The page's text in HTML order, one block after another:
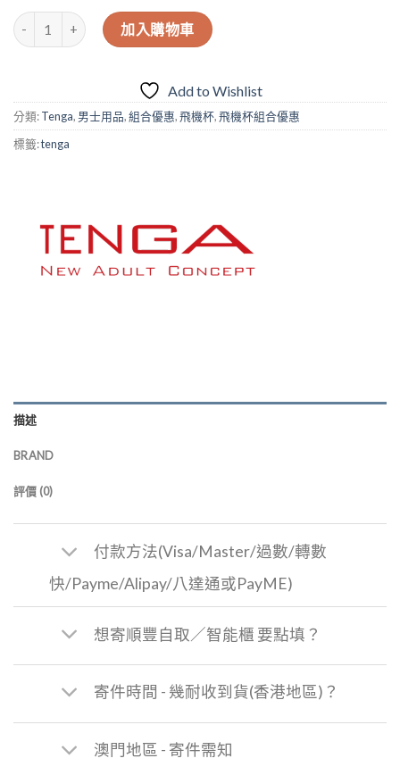
【優惠裝】日本Tenga Air-Tech Fit 重複使用型真空杯（黑色 - 刺激
加入購物車
Add to Wishlist
分類:Tenga, 男士用品,組合優惠,飛機杯,飛機杯組合優惠
標籤:tenga
描述
BRAND
評價 (0)
付款方法(Visa/Master/過數/轉數
快/Payme/Alipay/八達通或PayME)
想寄順豐自取／智能櫃 要點填？
寄件時間 - 幾耐收到貨(香港地區)？
澳門地區 - 寄件需知